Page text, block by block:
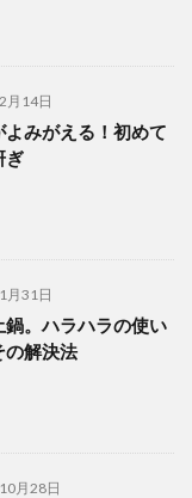
月14日
よみがえる！初めて
ぎ
月31日
鍋。ハラハラの使い
の解決法
月28日